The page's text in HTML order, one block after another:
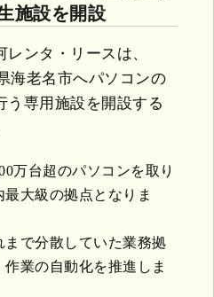
施設を開設
ンタ・リースは、
海老名市へパソコンの
う専用施設を開設する
万台超のパソコンを取り
大級の拠点となりま
まで分散していた業務拠
業の自動化を推進しま